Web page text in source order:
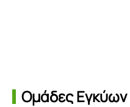
Ομάδες Εγκύων